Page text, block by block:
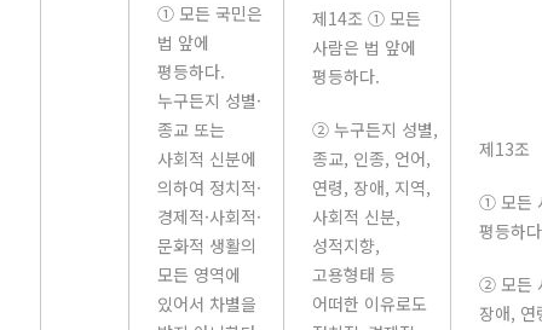
① 모든 국민은
법 앞에
평등하다.
누구든지 성별·
종교 또는
사회적 신분에
의하여 정치적·
경제적·사회적·
문화적 생활의
모든 영역에
있어서 차별을
제14조 ① 모든
사람은 법 앞에
평등하다.
② 누구든지 성별,
종교, 인종, 언어,
연령, 장애, 지역,
사회적 신분,
성적지향,
고용형태 등
어떠한 이유로도
제13조
① 모든
평등하
② 모든
장애,